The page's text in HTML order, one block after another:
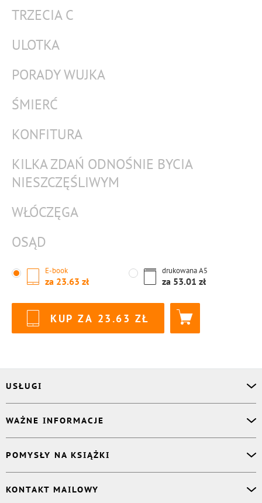
TRZECIA C
ULOTKA
PORADY WUJKA
ŚMIERĆ
KONFITURA
KILKA ZDAŃ ODNOŚNIE BYCIA
NIESZCZĘŚLIWYM
WŁÓCZĘGA
OSĄD
E-book
za 23.63
drukowanaA5
za 53.01
KUP ZA 23.63
USŁUGI
Korektor
Projektant okładki
Druk Twojej książki
Publikacja
WAŻNE INFORMACJE
Książki Ridero
Pomoc
Polityka prywatności
POMYSŁY NA KSIĄŻKI
Dzienniczek malucha
KONTAKT MAILOWY